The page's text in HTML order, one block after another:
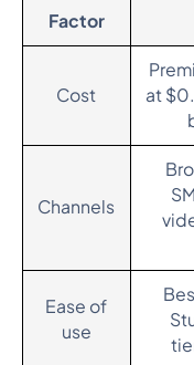
Factor
Cost
at
Channels
Ease of
use